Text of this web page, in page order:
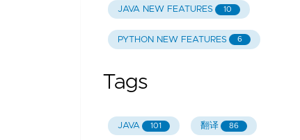
JAVA NEW FEATURES 10
PYTHON NEW FEATURES 6
Tags
JAVA 101 翻译 86